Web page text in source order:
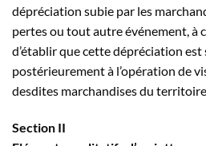
dépréciation subie par les
pertes ou tout autre événement, à
d’établir que cette dépréciation est
postérieurement à l’opération de
desdites marchandises du
Section II